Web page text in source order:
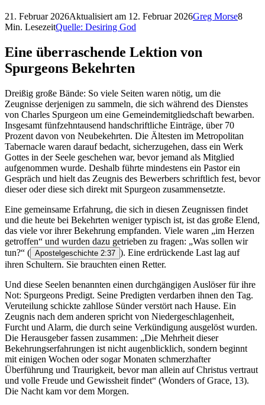
21. Februar 2026Aktualisiert am 12. Februar 2026Greg Morse8
Min. LesezeitQuelle: Desiring God
Eine überraschende Lektion von
Spurgeons Bekehrten
Dreißig große Bände: So viele Seiten waren nötig, um die
Zeugnisse derjenigen zu sammeln, die sich während des Dienstes
von Charles Spurgeon um eine Gemeindemitgliedschaft bewarben.
Insgesamt fünfzehntausend handschriftliche Einträge, über 70
Prozent davon von Neubekehrten. Die Ältesten im Metropolitan
Tabernacle waren darauf bedacht, sicherzugehen, dass ein Werk
Gottes in der Seele geschehen war, bevor jemand als Mitglied
aufgenommen wurde. Deshalb führte mindestens ein Pastor ein
Gespräch und hielt das Zeugnis des Bewerbers schriftlich fest, bevor
dieser oder diese sich direkt mit Spurgeon zusammensetzte.
Eine gemeinsame Erfahrung, die sich in diesen Zeugnissen findet
und die heute bei Bekehrten weniger typisch ist, ist das große Elend,
das viele vor ihrer Bekehrung empfanden. Viele waren „im Herzen
getroffen“ und wurden dazu getrieben zu fragen: „Was sollen wir
tun?“ ( Apostelgeschichte 2:37 ). Eine erdrückende Last lag auf
ihren Schultern. Sie brauchten einen Retter.
Und diese Seelen benannten einen durchgängigen Auslöser für ihre
Not: Spurgeons Predigt. Seine Predigten verdarben ihnen den Tag.
Veruteilung schickte zahllose Sünder verstört nach Hause. Ein
Zeugnis nach dem anderen spricht von Niedergeschlagenheit,
Furcht und Alarm, die durch seine Verkündigung ausgelöst wurden.
Die Herausgeber fassen zusammen: „Die Mehrheit dieser
Bekehrungserfahrungen ist nicht augenblicklich, sondern beginnt
mit einigen Wochen oder sogar Monaten schmerzhafter
Überführung und Traurigkeit, bevor man allein auf Christus vertraut
und volle Freude und Gewissheit findet“ (Wonders of Grace, 13).
Die Nacht kam vor dem Morgen.